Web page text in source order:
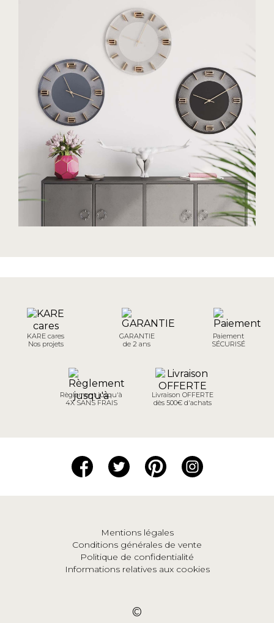
KARE cares
Nos projets
GARANTIE
de 2 ans
Paiement
SÉCURISÉ
Règlement jusqu'à
4X SANS FRAIS
Livraison OFFERTE
dès 500€ d'achats
Mentions légales
Conditions générales de vente
Politique de confidentialité
Informations relatives aux cookies
©